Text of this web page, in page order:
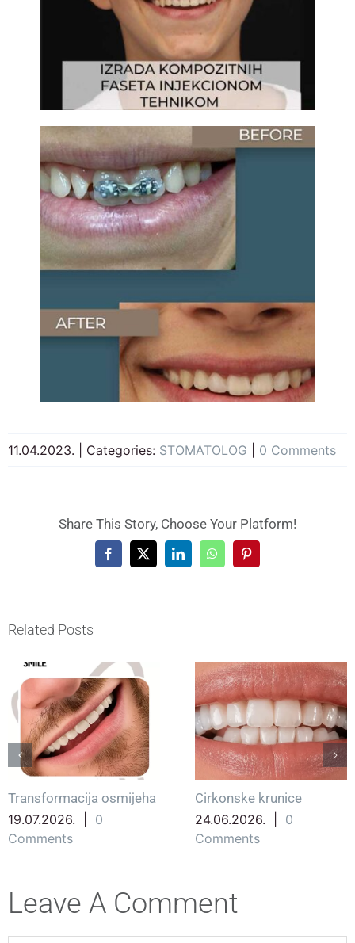
11.04.2023. Categories: STOMATOLOG 0 Comments
Share This Story, Choose Your Platform!
Facebook
X LinkedInWhatsAppPinterest
Related Posts
Transformacija osmijeha
19.07.2026.
0
Comments
Cirkonske krunice
24.06.2026.
0
Comments
Leave A Comment